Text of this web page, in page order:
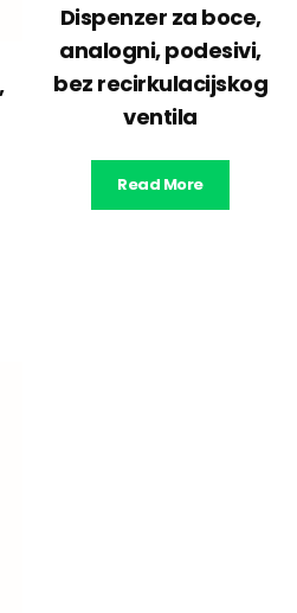
Dispenzer za boce,
analogni, podesivi,
bez recirkulacijskog
ventila
Read More